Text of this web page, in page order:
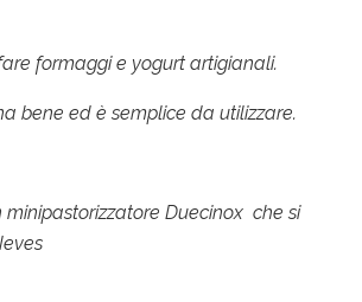
formaggi e yogurt artigianali.
bene ed è semplice da utilizzare.
Duecinox che si